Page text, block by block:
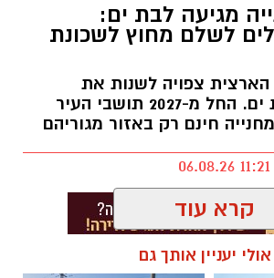
מגיעה לבת ים:
לשלם מחוץ לשכונת
הארצית צפויה לשנות את
הכללים גם בבת ים. החל מ-2027 תושבי העיר
חינם רק באזור מגוריהם
קרא עוד
אולי יעניין אותך גם